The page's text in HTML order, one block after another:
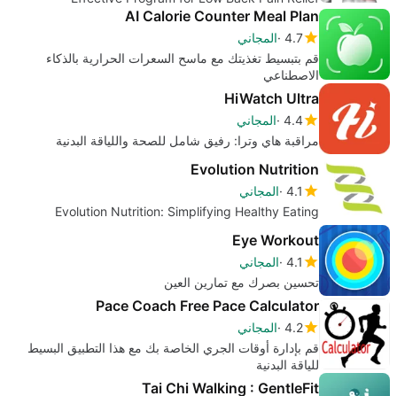
AI Calorie Counter Meal Plan
4.7 المجاني
قم بتبسيط تغذيتك مع ماسح السعرات الحرارية بالذكاء
الاصطناعي
HiWatch Ultra
4.4 المجاني
مراقبة هاي وترا: رفيق شامل للصحة واللياقة البدنية
Evolution Nutrition
4.1 المجاني
Evolution Nutrition: Simplifying Healthy Eating
Eye Workout
4.1 المجاني
تحسين بصرك مع تمارين العين
Pace Coach Free Pace Calculator
4.2 المجاني
قم بإدارة أوقات الجري الخاصة بك مع هذا التطبيق البسيط
للياقة البدنية
Tai Chi Walking : GentleFit